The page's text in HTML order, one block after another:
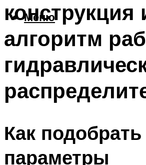
Меню
конструкция
алгоритм
Как подобрать
параметры